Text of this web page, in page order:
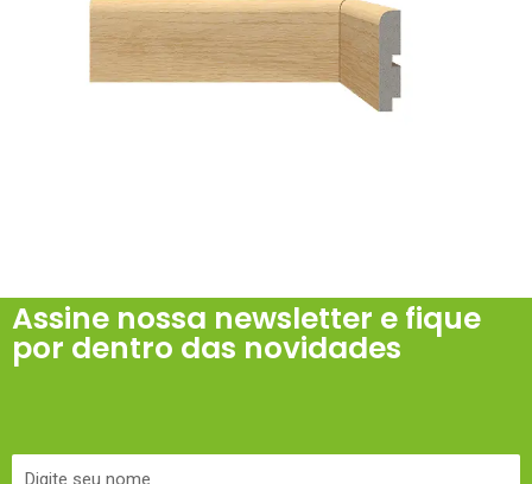
Assine nossa newsletter e fique
por dentro das novidades